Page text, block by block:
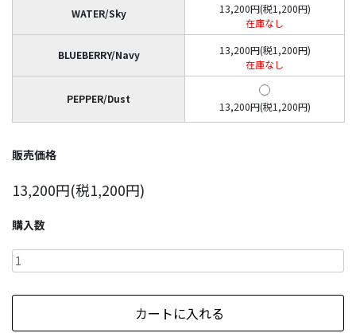
WATER/Sky
13,200円(税1,200円)
在庫なし
BLUEBERRY/Navy
13,200円(税1,200円)
在庫なし
PEPPER/Dust
13,200円(税1,200円)
販売価格
13,200円(税1,200円)
購入数